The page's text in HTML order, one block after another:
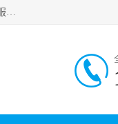
青岛高晟工程机械租赁有限公司成立于2015年，注册地位于山东省青岛市。经营范围包括：机械设备租赁，普通机械设备安装服务，电子、机械设备维护，专用设备修理，通用设备修理，机械设备销售，环境保护专用设备销售，建筑材料销售，专业保洁、清洗、消毒服务，劳动保护用品销售，信息技术咨询服务，汽车拖车、求援、清障服务，物业管理；工程管理服务，货物进出口，技术进出口，汽车销售，新能源汽车整车销售等。